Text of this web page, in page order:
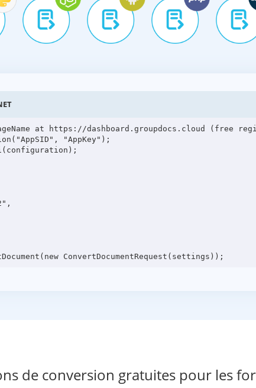
at https://dashboard.groupdocs.cloud (free
"AppKey");
de conversion gratuites pour les